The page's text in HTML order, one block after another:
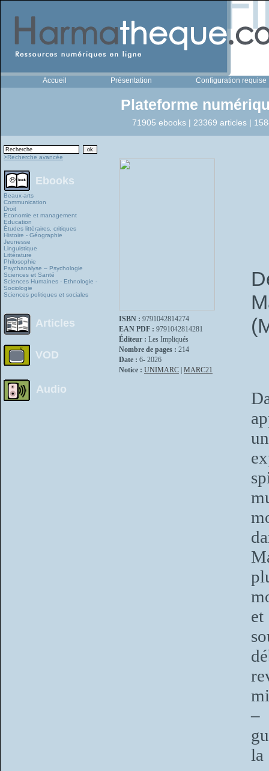
Accueil Présentation Configuration requise
Plateforme
71905 ebooks | 23369 articles |
>Recherche avancée
Ebooks
Beaux-arts
Communication
Droit
Economie et management
Education
Études littéraires, critiques
Histoire - Géographie
Jeunesse
Linguistique
Littérature
Philosophie
Psychanalyse – Psychologie
Sciences et Santé
Sciences Humaines - Ethnologie -
Sociologie
Sciences politiques et sociales
Articles
VOD
Audio
ISBN : 9791042814274
EAN PDF : 9791042814281
Éditeur : Les Impliqués
Nombre de pages : 214
Date : 6- 2026
Notice : UNIMARC MARC21
–
la